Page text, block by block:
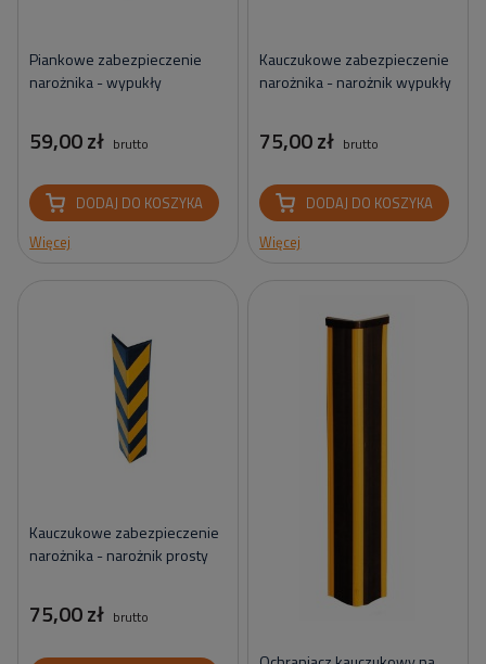
Piankowe zabezpieczenie
narożnika - wypukły
59,00 zł brutto
DODAJ DO KOSZYKA
Więcej
Kauczukowe zabezpieczenie
narożnika - narożnik wypukły
75,00 zł brutto
DODAJ DO KOSZYKA
Więcej
Kauczukowe zabezpieczenie
narożnika - narożnik prosty
75,00 zł brutto